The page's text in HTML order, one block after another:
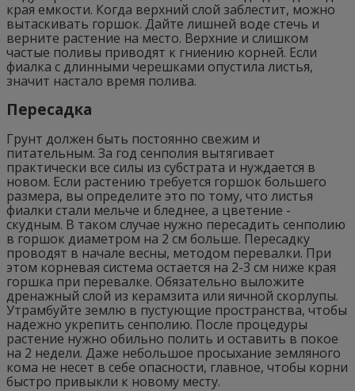
края емкости. Когда верхний слой заблестит, можно
вытаскивать горшок. Дайте лишней воде стечь и
верните растение на место. Верхние и слишком
частые поливы приводят к гниению корней. Если
фиалка с длинными черешками опустила листья,
значит настало время полива.
Пересадка
Грунт должен быть постоянно свежим и
питательным. За год сенполия вытягивает
практически все силы из субстрата и нуждается в
новом. Если растению требуется горшок большего
размера, вы определите это по тому, что листья
фиалки стали мельче и бледнее, а цветение -
скудным. В таком случае нужно пересадить сенполию
в горшок диаметром на 2 см больше. Пересадку
проводят в начале весны, методом перевалки. При
этом корневая система остается на 2-3 см ниже края
горшка при перевалке. Обязательно выложите
дренажный слой из керамзита или яичной скорлупы.
Утрамбуйте землю в пустующие пространства, чтобы
надежно укрепить сенполию. После процедуры
растение нужно обильно полить и оставить в покое
на 2 недели. Даже небольшое просыхание земляного
кома не несет в себе опасности, главное, чтобы корни
быстро привыкли к новому месту.